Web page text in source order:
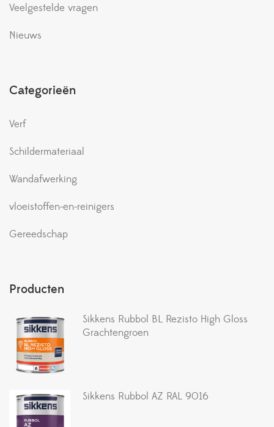
Veelgestelde vragen
Nieuws
Categorieën
Verf
Schildermateriaal
Wandafwerking
vloeistoffen-en-reinigers
Gereedschap
Producten
Sikkens Rubbol BL Rezisto High Gloss
Grachtengroen
Sikkens Rubbol AZ RAL 9016